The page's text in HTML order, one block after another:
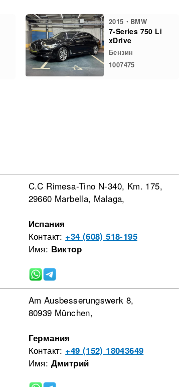
2015・BMW
7-Series 750 Li
xDrive
Бензин
1007475
C.C Rimesa-Tino N-340, Km. 175,
29660 Marbella, Malaga,
Испания
Контакт: +34 (608) 518-195
Имя: Виктор
Am Ausbesserungswerk 8,
80939 München,
Германия
Контакт: +49 (152) 18043649
Имя: Дмитрий